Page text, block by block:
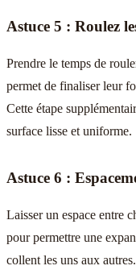
Astuce 5 : Roulez
Prendre le temps de
permet de finaliser leur
Cette étape
surface lisse et uniforme.
Astuce 6 :
Laisser un espace entre
pour permettre une
collent les uns aux